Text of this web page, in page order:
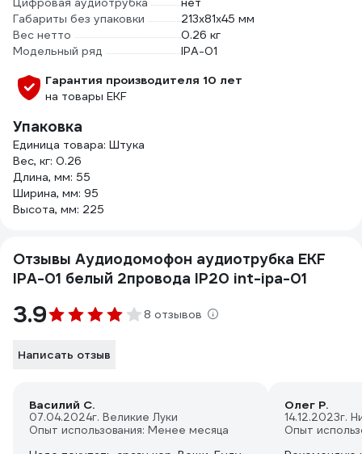
Габариты без упаковки
213x81x45 мм
Вес нетто
0.26 кг
Модельный ряд
IPA-01
Гарантия производителя 10 лет
на товары EKF
Упаковка
Единица товара: Штука
Вес, кг: 0.26
Длина, мм: 55
Ширина, мм: 95
Высота, мм: 225
Отзывы Аудиодомофон аудиотрубка EKF
IPA-01 белый 2провода IP20 int-ipa-01
3.9 8 отзывов
Написать отзыв
Василий С.
07.04.2024г. Великие Луки
Опыт использования: Менее месяца
Олег Р.
14.12.2023г.
Опыт